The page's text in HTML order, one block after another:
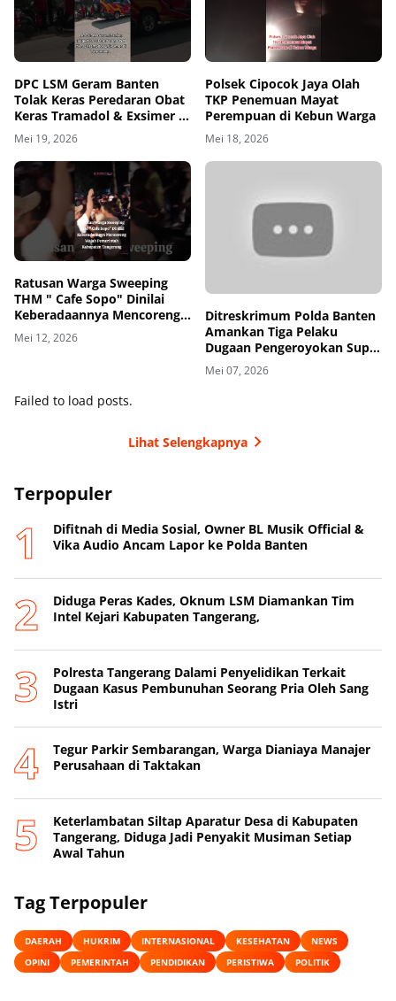
DPC LSM Geram Banten
Tolak Keras Peredaran Obat
Keras Tramadol & Exsimer di
Tangerang
Mei 19, 2026
Polsek Cipocok Jaya Olah
TKP Penemuan Mayat
Perempuan di Kebun Warga
Mei 18, 2026
Ratusan Warga Sweeping
THM " Cafe Sopo" Dinilai
Keberadaannya Mencoreng
Wajah Pemerintah
Kabupaten Tangerang
Mei 12, 2026
Ditreskrimum Polda Banten
Amankan Tiga Pelaku
Dugaan Pengeroyokan Supir
di Toll
Mei 07, 2026
Failed to load posts.
Lihat Selengkapnya
Terpopuler
Difitnah di Media Sosial, Owner BL Musik Official &
Vika Audio Ancam Lapor ke Polda Banten
Diduga Peras Kades, Oknum LSM Diamankan Tim
Intel Kejari Kabupaten Tangerang,
Polresta Tangerang Dalami Penyelidikan Terkait
Dugaan Kasus Pembunuhan Seorang Pria Oleh Sang
Istri
Tegur Parkir Sembarangan, Warga Dianiaya Manajer
Perusahaan di Taktakan
Keterlambatan Siltap Aparatur Desa di Kabupaten
Tangerang, Diduga Jadi Penyakit Musiman Setiap
Awal Tahun
Tag Terpopuler
DAERAH HUKRIM INTERNASIONAL KESEHATAN
NEWS
OPINI
PEMERINTAH PENDIDIKAN PERISTIWA POLITIK